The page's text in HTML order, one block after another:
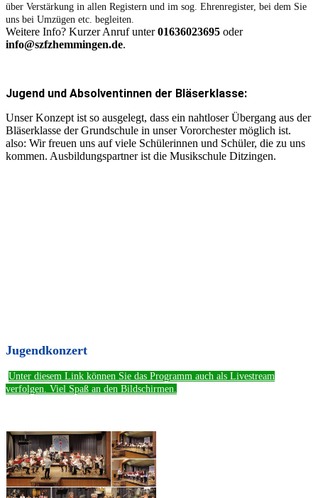
über Verstärkung in allen Registern und im sog. Ehrenregister, bei dem Sie
uns bei Umzügen etc. begleiten.
Weitere Info? Kurzer Anruf unter01636023695 oder
info@szfzhemmingen.de.
Jugend und Absolventinnen der Bläserklasse:
Unser Konzept ist so ausgelegt, dass ein nahtloser Übergang aus der
Bläserklasse der Grundschule in unser Vororchester möglich ist.
also: Wir freuen uns auf viele Schülerinnen und Schüler, die zu uns
kommen. Ausbildungspartner ist die Musikschule Ditzingen.
Jugendkonzert
Unter diesem Link können Sie das Programm auch als Livestream
verfolgen. Viel Spaß an den Bildschirmen.